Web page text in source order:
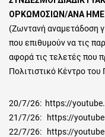
ΟΡΚΩΜΟΣΙΩΝ/ΑΝΑ
(Ζωντανή αναμετάδοση
που επιθυμούν να τις
αφορά τις τελετές που
Πολιτιστικό Κέντρο του
20/7/26: https://
21/7/26: https://
22/7/26: https://